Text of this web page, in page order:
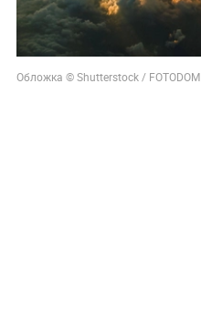
Обложка © Shutterstock /